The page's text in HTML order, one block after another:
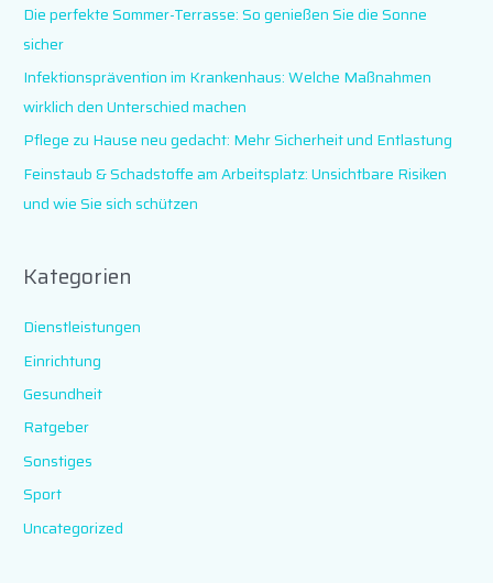
a
c
h
:
Die perfekte Sommer-Terrasse: So genießen Sie die Sonne
sicher
Infektionsprävention im Krankenhaus: Welche Maßnahmen
wirklich den Unterschied machen
Pflege zu Hause neu gedacht: Mehr Sicherheit und Entlastung
Feinstaub & Schadstoffe am Arbeitsplatz: Unsichtbare Risiken
und wie Sie sich schützen
Kategorien
Dienstleistungen
Einrichtung
Gesundheit
Ratgeber
Sonstiges
Sport
Uncategorized